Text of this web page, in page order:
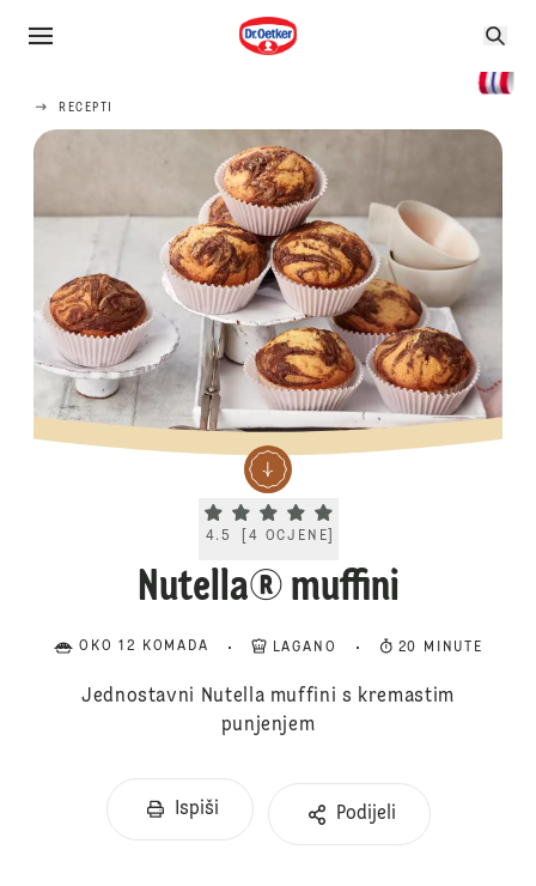
RECEPTI
Current rating 4.5. Click to rate.
4.5 4 OCJENE
Nutella® muffini
OKO 12 KOMADA LAGANO 20 MINUTE
Jednostavni Nutella muffini s kremastim
punjenjem
Ispiši Podijeli